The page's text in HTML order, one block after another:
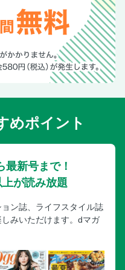
めポイント
最新号まで！
が読み放題
ン誌、ライフスタイル誌
みいただけます。dマガ